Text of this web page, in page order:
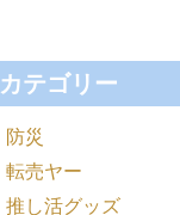
カテゴリー
防災
転売ヤー
推し活グッズ